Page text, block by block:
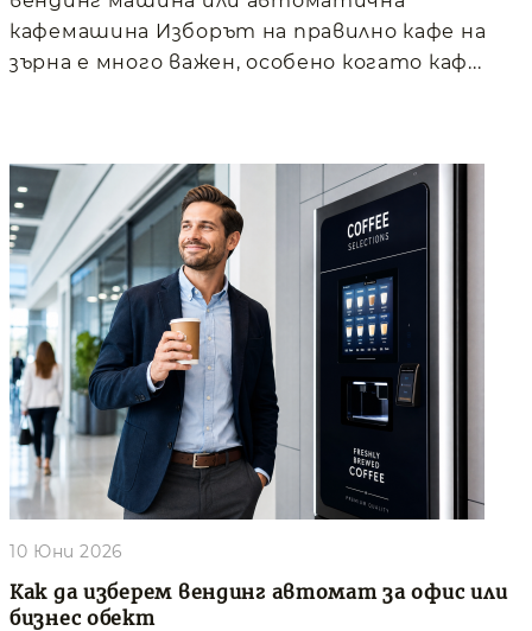
кафемашина Изборът на правилно кафе на
зърна е много важен, особено когато каф...
Как да изберем вендинг автомат за офис или
бизнес обект
10 Юни 2026